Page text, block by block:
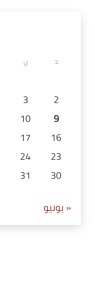
د ن
2
3
9
10
16
17
23
24
30
31
« يونيو